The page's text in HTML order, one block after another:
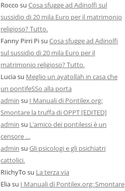
Rocco su Cosa sfugge ad Adinolfi sul
sussidio di 20 mila Euro per il matrimonio
religioso? Tutto.
Fanny Pirri Pisu Cosa sfugge ad Adinolfi
sul sussidio di 20 mila Euro per il
matrimonio religioso? Tutto.
Luciasu Meglio un ayatollah in casa che
un pontifeSSo alla porta
admin su I Manuali di Pontilex.org:
Smontare la truffa di OPPT [EDITED]
admin su L’amico dei pontilessi è un
censore …
admin su Gli psicologi e gli psichiatri
cattolici.
RIichyTo su La terza via
Eliasu I Manuali di Pontilex.org: Smontare